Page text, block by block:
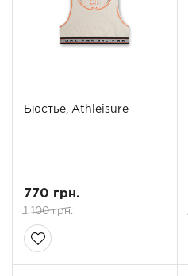
Бюстье, Athleisure
770 грн.
1 100 грн.